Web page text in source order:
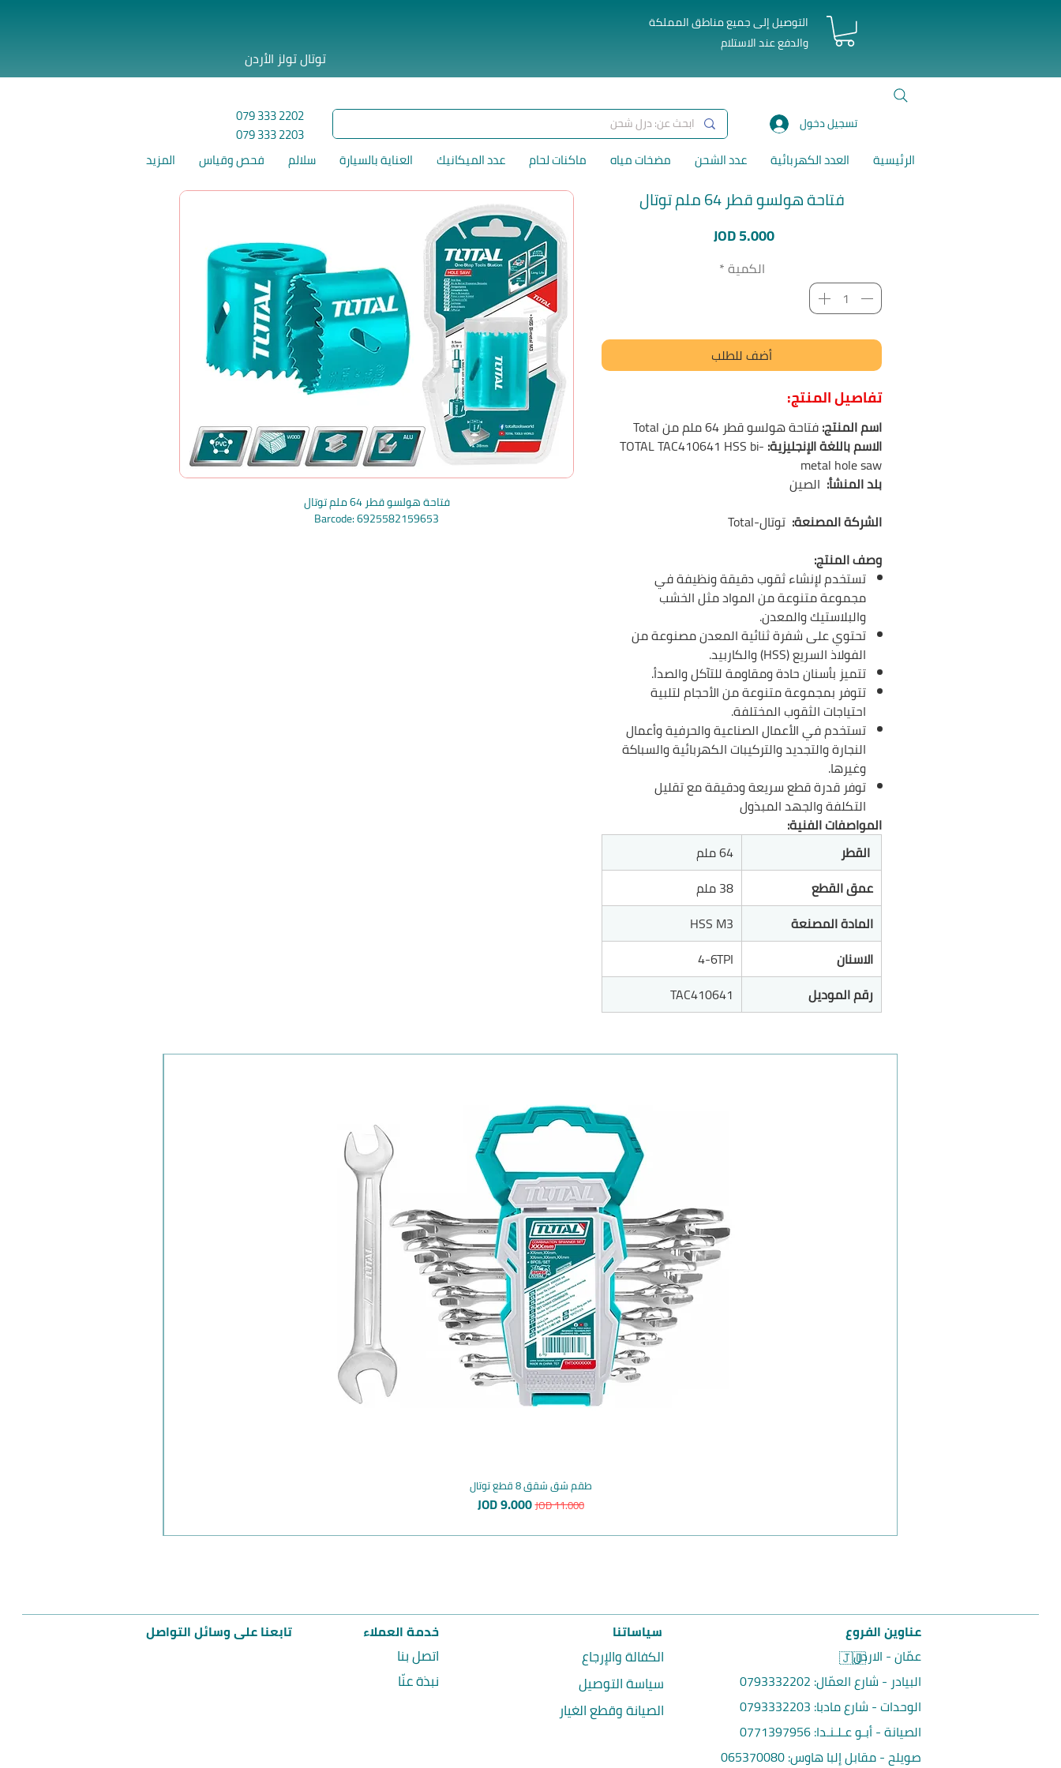
توتال تولز الأردن
التوصيل إلى جميع مناطق المملكة
والدفع عند الاستلام
079 333 2202
079 333 2203
تسجيل دخول
الرئيسية العدد الكهربائية عدد الشحن مضخات مياه ماكنات لحام عدد الميكانيك العناية بالسيارة سلالم فحص وقياس المزيد
فتاحة هولسو قطر 64 ملم توتال
Barcode: 6925582159653
فتاحة هولسو قطر 64 ملم توتال
JOD 5.000السعر
الكمية*
أضف للطلب
تفاصيل المنتج:
اسم المنتج:فتاحة هولسو قطر 64 ملم من Total
الاسم باللغة الإنجليزية:
TOTAL TAC410641 HSS bi-
metal hole saw
بلد المنشأ: الصين
الشركة المصنعة: توتال-Total
وصف المنتج:
تستخدم لإنشاء ثقوب دقيقة ونظيفة في
مجموعة متنوعة من المواد مثل الخشب
والبلاستيك والمعدن.
تحتوي على شفرة ثنائية المعدن مصنوعة من
الفولاذ السريع (HSS)
والكاربيد.
تتميز بأسنان حادة ومقاومة للتآكل والصدأ.
تتوفر بمجموعة متنوعة من الأحجام لتلبية
احتياجات الثقوب المختلفة.
تستخدم في الأعمال الصناعية والحرفية وأعمال
النجارة والتجديد والتركيبات الكهربائية والسباكة
وغيرها.
توفر قدرة قطع سريعة ودقيقة مع تقليل
التكلفة والجهد المبذول
المواصفات الفنية:
القطر
64 ملم
عمق القطع
38 ملم
المادة المصنعة
HSS M3
الاسنان
4-6TPI
رقم الموديل
TAC410641
طقم شق شقق 8 قطع توتال
سعر عادي
JOD 11.000سعر البيع
JOD 9.000
تابعنا على وسائل التواصل خدمة العملاء
اتصل بنا
نبذة عنّا
سياساتنا
الكفالة والإرجاع
سياسة التوصيل
الصيانة وقطع الغيار
عناوين الفروع
🇯🇴عمّان - الاردن
البيادر - شارع العمّال: 0793332202
الوحدات - شارع مادبا: 0793332203
الصيانة - أبـو عـلـنـدا:0771397956
صويلح - مقابل إلبا هاوس:
065370080